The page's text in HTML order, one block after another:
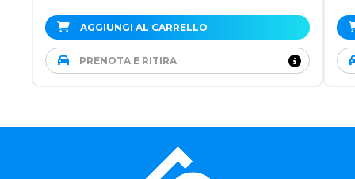
AGGIUNGI AL CARRELLO
PRENOTA E RITIRA